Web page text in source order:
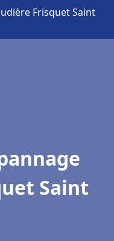
Frisquet Saint
Saint